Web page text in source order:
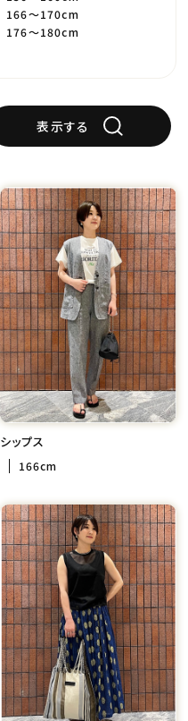
166～170cm
176～180cm
表示する
シップス
166cm